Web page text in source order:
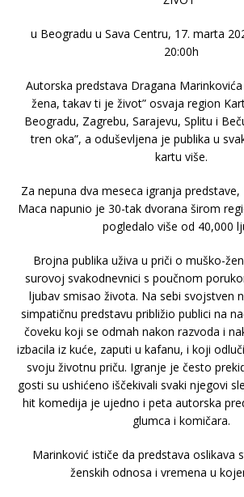
u Beogradu u Sava Centru, 17. marta
20:00h
Autorska predstava Dragana
žena, takav ti je život” osvaja region
Beogradu, Zagrebu, Sarajevu, Splitu i
tren oka”, a oduševljena je publika u
kartu više.
Za nepuna dva meseca igranja
Maca napunio je 30-tak dvorana širom
pogledalo više od 40,000
Brojna publika uživa u priči o muško-
surovoj svakodnevnici s poučnom
ljubav smisao života. Na sebi svojstven
simpatičnu predstavu približio publici na
čoveku koji se odmah nakon razvoda i
izbacila iz kuće, zaputi u kafanu, i koji
svoju životnu priču. Igranje je često
gosti su ushićeno iščekivali svaki njegovi
hit komedija je ujedno i peta autorska
glumca i komičara.
Marinković ističe da predstava oslikava
ženskih odnosa i vremena u